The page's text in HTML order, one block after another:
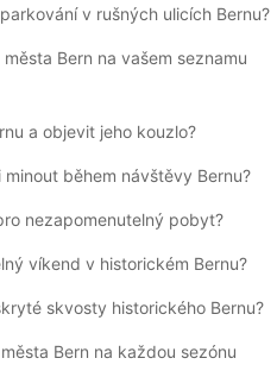
v rušných ulicích Bernu?
Bern na vašem seznamu
a objevit jeho kouzlo?
během návštěvy Bernu?
nezapomenutelný pobyt?
víkend v historickém Bernu?
skvosty historického Bernu?
Bern na každou sezónu